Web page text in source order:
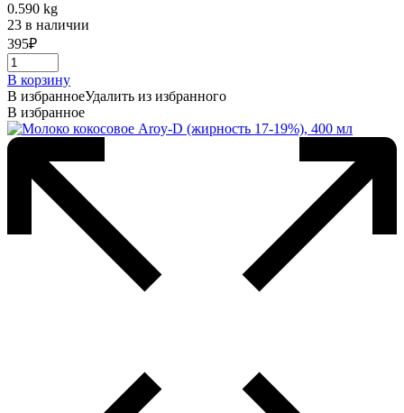
0.590 kg
23 в наличии
395₽
В корзину
В избранноеУдалить из избранного
В избранное